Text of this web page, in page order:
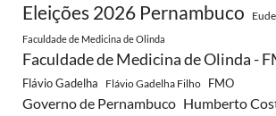
Eleições 2026 Pernambuco
Faculdade de Medicina de Olinda
Faculdade de Medicina de Olinda -
Flávio Gadelha Flávio Gadelha Filho FMO
Governo de Pernambuco Humberto